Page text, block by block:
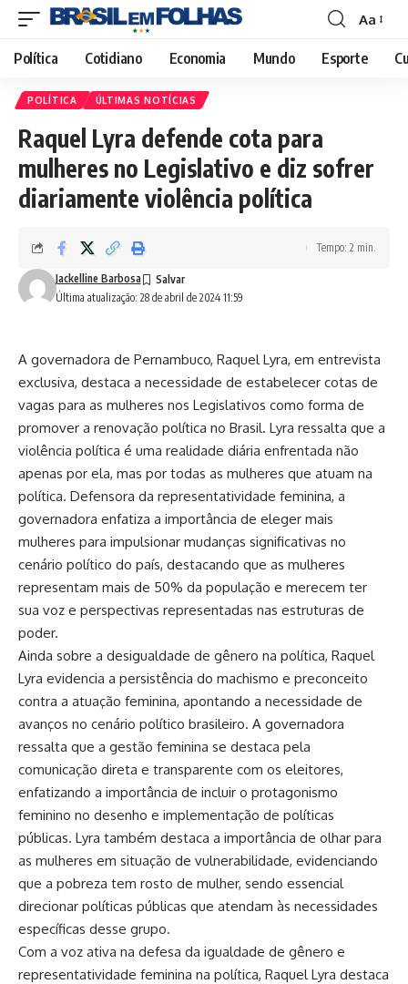
Font
Resizer
Aa
Política Cotidiano Economia Mundo Esporte
POLÍTICA ÚLTIMAS NOTÍCIAS
Raquel Lyra defende cota para
mulheres no Legislativo e diz sofrer
diariamente violência política
Última atualização: 28 de abril de 2024 11:59
Jackelline Barbosa
Tempo: 2 min.
A governadora de Pernambuco, Raquel Lyra, em entrevista
exclusiva, destaca a necessidade de estabelecer cotas de
vagas para as mulheres nos Legislativos como forma de
promover a renovação política no Brasil. Lyra ressalta que a
violência política é uma realidade diária enfrentada não
apenas por ela, mas por todas as mulheres que atuam na
política. Defensora da representatividade feminina, a
governadora enfatiza a importância de eleger mais
mulheres para impulsionar mudanças significativas no
cenário político do país, destacando que as mulheres
representam mais de 50% da população e merecem ter
sua voz e perspectivas representadas nas estruturas de
poder.
Ainda sobre a desigualdade de gênero na política, Raquel
Lyra evidencia a persistência do machismo e preconceito
contra a atuação feminina, apontando a necessidade de
avanços no cenário político brasileiro. A governadora
ressalta que a gestão feminina se destaca pela
comunicação direta e transparente com os eleitores,
enfatizando a importância de incluir o protagonismo
feminino no desenho e implementação de políticas
públicas. Lyra também destaca a importância de olhar para
as mulheres em situação de vulnerabilidade, evidenciando
que a pobreza tem rosto de mulher, sendo essencial
direcionar políticas públicas que atendam às necessidades
específicas desse grupo.
Com a voz ativa na defesa da igualdade de gênero e
representatividade feminina na política, Raquel Lyra destaca